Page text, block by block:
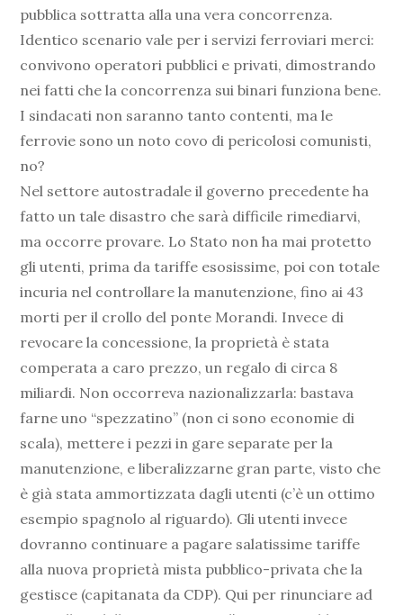
pubblica sottratta alla una vera concorrenza.
Identico scenario vale per i servizi ferroviari merci:
convivono operatori pubblici e privati, dimostrando
nei fatti che la concorrenza sui binari funziona bene.
I sindacati non saranno tanto contenti, ma le
ferrovie sono un noto covo di pericolosi comunisti,
no?
Nel settore autostradale il governo precedente ha
fatto un tale disastro che sarà difficile rimediarvi,
ma occorre provare. Lo Stato non ha mai protetto
gli utenti, prima da tariffe esosissime, poi con totale
incuria nel controllare la manutenzione, fino ai 43
morti per il crollo del ponte Morandi. Invece di
revocare la concessione, la proprietà è stata
comperata a caro prezzo, un regalo di circa 8
miliardi. Non occorreva nazionalizzarla: bastava
farne uno “spezzatino” (non ci sono economie di
scala), mettere i pezzi in gare separate per la
manutenzione, e liberalizzarne gran parte, visto che
è già stata ammortizzata dagli utenti (c’è un ottimo
esempio spagnolo al riguardo). Gli utenti invece
dovranno continuare a pagare salatissime tariffe
alla nuova proprietà mista pubblico-privata che la
gestisce (capitanata da CDP). Qui per rinunciare ad